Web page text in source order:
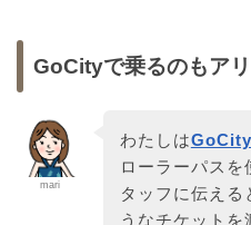
GoCityで乗るのもアリ
mari
わたしはGoCity
ローラーパスを
タッフに伝える
うなチケットを